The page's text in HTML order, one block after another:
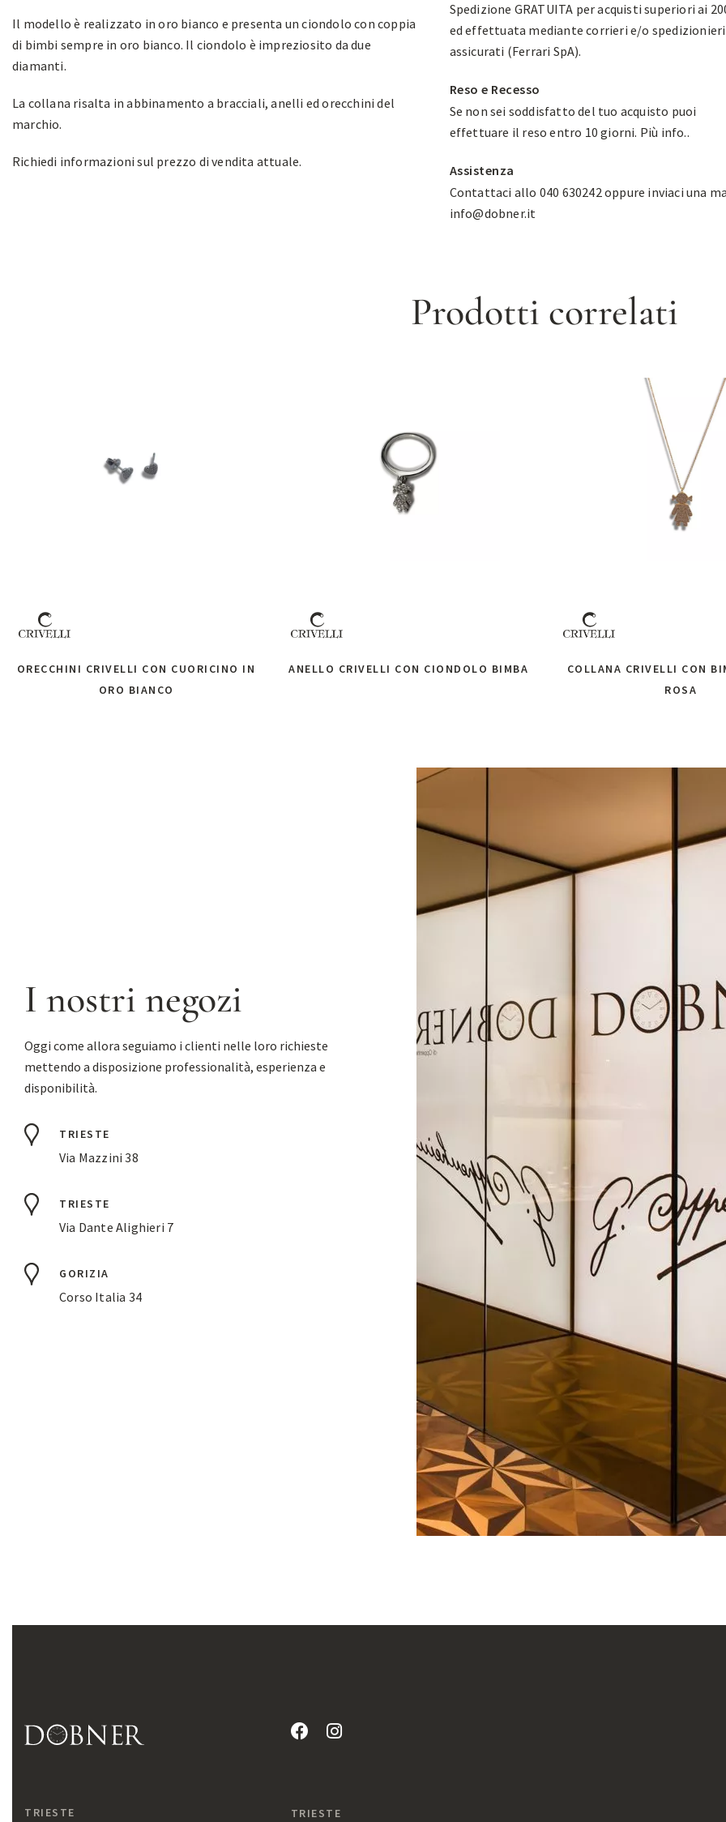
Il modello è realizzato in oro bianco e presenta un ciondolo con coppia
di bimbi sempre in oro bianco. Il ciondolo è impreziosito da due
diamanti.
La collana risalta in abbinamento a bracciali, anelli ed orecchini del
marchio.
Richiedi informazioni sul prezzo di vendita attuale.
Spedizione GRATUITA per acquisti superiori ai
ed effettuata mediante corrieri e/o spedizionieri
assicurati (Ferrari SpA).
Reso e Recesso
Se non sei soddisfatto del tuo acquisto puoi
effettuare il reso entro 10 giorni. Più info..
Assistenza
Contattaci allo 040 630242 oppure inviaci una
info@dobner.it
Prodotti correlati
ORECCHINI CRIVELLI CON CUORICINO IN
ORO BIANCO
ANELLO CRIVELLI CON CIONDOLO BIMBA
COLLANA CRIVELLI CON
ROSA
I nostri negozi
Oggi come allora seguiamo i clienti nelle loro richieste
mettendo a disposizione professionalità, esperienza e
disponibilità.
TRIESTE
Via Mazzini 38
TRIESTE
Via Dante Alighieri 7
GORIZIA
Corso Italia 34
TRIESTE TRIESTE